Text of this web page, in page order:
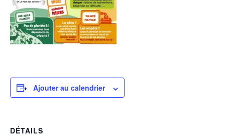
Ajouter au calendrier
DÉTAILS